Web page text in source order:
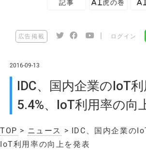
記事 AI虎の巻 AI
広告掲載 ログイン
2016-09-13
IDC、国内企業のIoT
5.4%、IoT利用率の向
TOP > ニュース > IDC、国内企業の
IoT利用率の向上を発表